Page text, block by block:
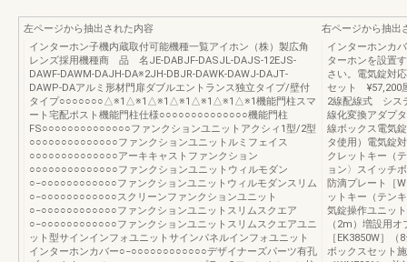
左ページから抽出された内容
インターホン子機内蔵取付可能機種一覧アイホン（株）製広角
レンズ採用機種商 品 名JE‐DABJF‐DASJL‐DAJS-12EJS-
DAWF‐DAWM‐DAJH‐DA※2JH‐DBJR‐DAWK‐DAWJ‐DAJT‐
DAWP-DAアルミ形材門扉ダブルエントランス独立タイプ/壁付
タイプ○○○○○○○△※1△※1△※1△※1△※1△※1△※1機能門柱スマ
ート宅配ポスト機能門柱仕様○○○○○○○○○○○○○○機能門柱
FS○○○○○○○○○○○○○○ファンクションユニットアクシィ1型/2型
○○○○○○○○○○○○○○ファンクションユニットルミフェイス
○○○○○○○○○○○○○○アーキキャストファンクション
○○○○○○○○○○○○○○ファンクションユニットウィルモダン
○−○○○○○○○○○○○○ファンクションユニットウィルモダンスリム
○−○○○○○○○○○○○○スクリーンファンクションユニット
○−○○○○○○○○○○○○ファンクションユニットスリムスクエア
○−○○○○○○○○○○○○ファンクションユニットスリムスクエアユニ
ット型サインインフォユニットサインパネルインフォユニット
インターホンカバー○−○○○○○○○○○○○○デザイナーズパーツ有孔
右ページから抽出
インターホンカ
ターホンを設置
さい。電気錠対
セット ¥57,200
2線配線式 シス
線化変換アダプ
線ボックス電気
タ使用）電気錠
クレットキー（
ョン〉スイッチ
防滴プレート［
ットキー（テン
気錠操作ユニッ
（2m）増設用
［EK3850W］
ボックスセット